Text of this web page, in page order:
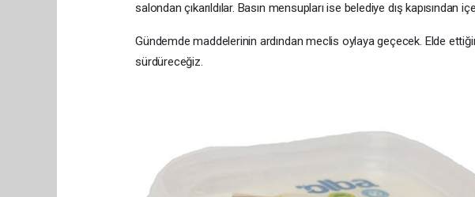
salondan çıkarıldılar. Basın mensupları ise belediye dış kapısından
Gündemde maddelerinin ardından meclis oylaya geçecek. Elde
sürdüreceğiz.